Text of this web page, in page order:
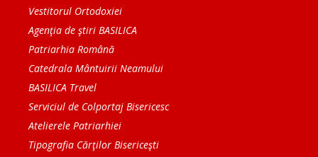
Vestitorul Ortodoxiei
Agenţia de ştiri BASILICA
Patriarhia Română
Catedrala Mântuirii Neamului
BASILICA Travel
Serviciul de Colportaj Bisericesc
Atelierele Patriarhiei
Tipografia Cărţilor Bisericeşti